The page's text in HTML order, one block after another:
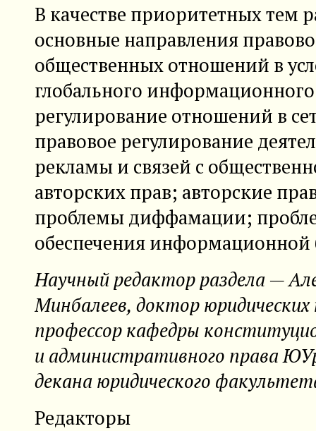
В качестве приоритетных тем
основные направления
общественных отношений в
глобального
регулирование отношений в
правовое регулирование
рекламы и связей с
авторских прав; авторские
проблемы диффамации;
обеспечения информационной
Научный редактор раздела —
Минбалеев, доктор
профессор кафедры
и административного права
декана юридического
Редакторы